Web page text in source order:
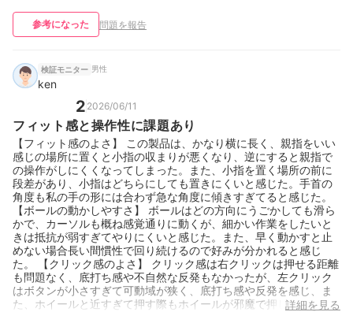
参考になった 問題を報告
検証モニター 男性
ken
2 2026/06/11
フィット感と操作性に課題あり
【フィット感のよさ】 この製品は、かなり横に長く、親指をいい
感じの場所に置くと小指の収まりが悪くなり、逆にすると親指で
の操作がしにくくなってしまった。また、小指を置く場所の前に
段差があり、小指はどちらにしても置きにくいと感じた。手首の
角度も私の手の形には合わず急な角度に傾きすぎてると感じた。
【ボールの動かしやすさ】 ボールはどの方向にうごかしても滑ら
かで、カーソルも概ね感覚通りに動くが、細かい作業をしたいと
きは抵抗が弱すぎてやりにくいと感じた。また、早く動かすと止
めない場合長い間慣性で回り続けるので好みが分かれると感じ
た。 【クリック感のよさ】 クリック感は右クリックは押せる距離
も問題なく、底打ち感や不自然な反発もなかったが、左クリック
はボタンが小さすぎて可動域が狭く、底打ち感や反発を感じ、ま
た、ホイールと近すぎて押す際もホイールが邪魔で押しにくかっ
詳細を見る